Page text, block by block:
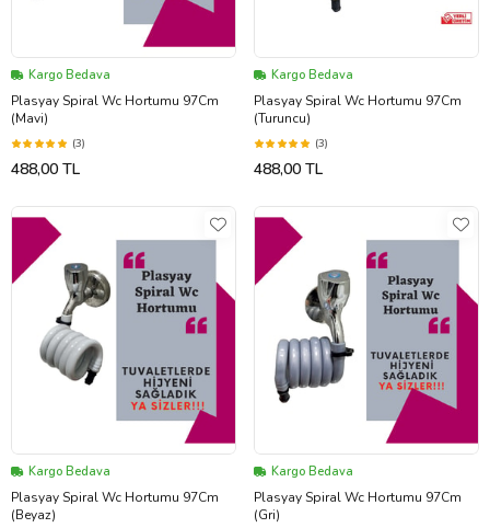
Kargo Bedava
Plasyay Spiral Wc Hortumu 97Cm
(Mavi)
(3)
488,00 TL
Kargo Bedava
Plasyay Spiral Wc Hortumu 97Cm
(Turuncu)
(3)
488,00 TL
Kargo Bedava
Plasyay Spiral Wc Hortumu 97Cm
(Beyaz)
Kargo Bedava
Plasyay Spiral Wc Hortumu 97Cm
(Gri)